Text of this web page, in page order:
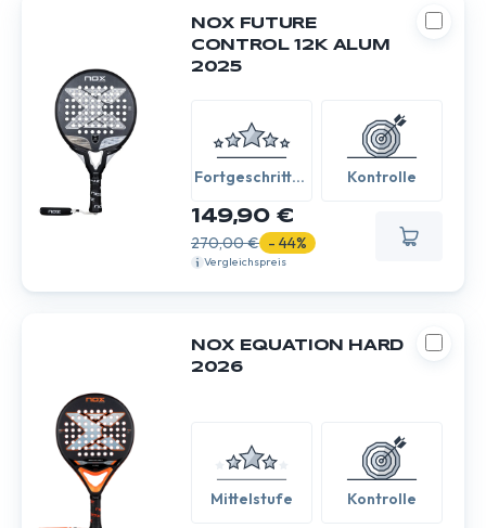
NOX FUTURE
CONTROL 12K ALUM
2025
Fortgeschritten
Kontrolle
149,90 €
270,00 € - 44%
Vergleichspreis
NOX EQUATION HARD
2026
Mittelstufe Kontrolle